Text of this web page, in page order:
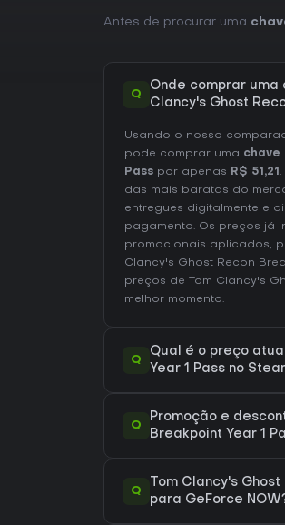
Antes de procurar uma
Q
Onde comprar uma
Clancy's Ghost
Usando o nosso
pode comprar uma chave
Pass por apenas R$ 51,21
das mais baratas do
entregues digitalmente e
pagamento. Os preços já
promocionais aplicados,
Clancy's Ghost Recon
preços de Tom Clancy's
melhor momento.
Q
Qual é o preço
Year 1 Pass no
Q
Promoção e
Breakpoint Year 1
Q
Tom Clancy's
para GeForce